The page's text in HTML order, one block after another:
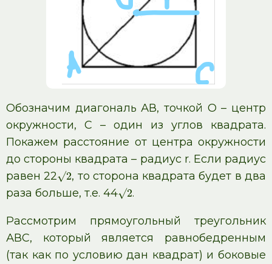
Обозначим диагональ АВ, точкой О – центр
окружности, С – один из углов квадрата.
Покажем расстояние от центра окружности
до стороны квадрата – радиус r. Если радиус
равен 22√2, то сторона квадрата будет в два
раза больше, т.е. 44√2.
Рассмотрим прямоугольный треугольник
АВС, который является равнобедренным
(так как по условию дан квадрат) и боковые